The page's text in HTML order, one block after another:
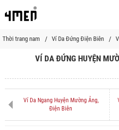
Thời trang nam Ví Da Đứng Điện Biên
VÍ DA ĐỨNG HUYỆN
Ví Da Ngang Huyện Mường Ảng,
Điện Biên